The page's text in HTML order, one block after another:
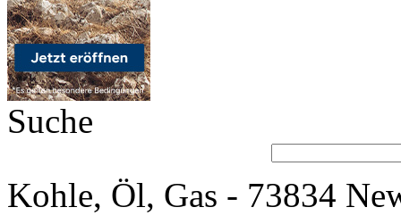
Suche
Kohle, Öl, Gas - 73834